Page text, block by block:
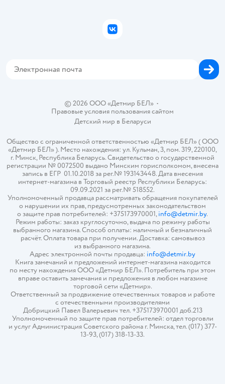
Политика использования файлов cookie
Бонусные карты
© 2026 ООО «Детмир БЕЛ»•
Правовые условия пользования сайтом
Детский мир в Беларуси
Общество с ограниченной ответственностью «Детмир БЕЛ» ( ООО
«Детмир БЕЛ» ). Место нахождения: ул. Кульман, 3, пом. 319, 220100,
г. Минск, Республика Беларусь. Свидетельство о государственной
регистрации № 0072500 выдано Минским горисполкомом, внесена
запись в ЕГР 01.10.2018 за рег.№ 193143448. Дата внесения
интернет-магазина в Торговый реестр Республики Беларусь:
09.09.2021 за рег.№ 518552.
Уполномоченный продавца рассматривать обращения покупателей
о нарушении их прав, предусмотренных законодательством
о защите прав потребителей: +375173970001,info@detmir.by.
Режим работы: заказ круглосуточно, выдача по режиму работы
выбранного магазина. Способ оплаты: наличный и безналичный
расчёт. Оплата товара при получении. Доставка: самовывоз
из выбранного магазина.
Адрес электронной почты продавца: info@detmir.by
Книга замечаний и предложений интернет-магазина находится
по месту нахождения ООО «Детмир БЕЛ». Потребитель при этом
вправе оставить замечания и предложения в любом магазине
торговой сети «Детмир».
Ответственный за продвижение отечественных товаров и работе
с отечественными производителями
Добрицкий Павел Валерьевич тел. +375173970001 доб.213
Уполномоченный по защите прав потребителей: отдел торговли
и услуг Администрация Советского района г. Минска, тел. (017) 377-
13-93, (017) 318-13-33.
ВКонтакте